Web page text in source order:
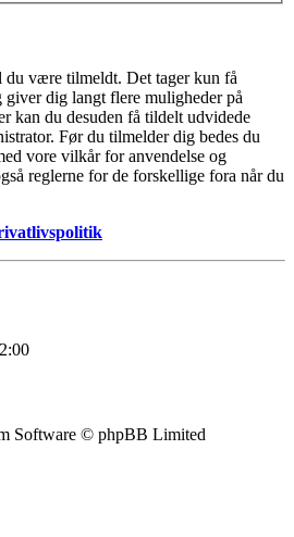
du være tilmeldt. Det tager kun få
giver dig langt flere muligheder på
kan du desuden få tildelt udvidede
Før du tilmelder dig bedes du
vore vilkår for anvendelse og
reglerne for de forskellige fora når du
Software © phpBB Limited